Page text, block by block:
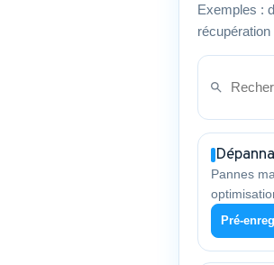
Exemples :
Pannes
Pré-